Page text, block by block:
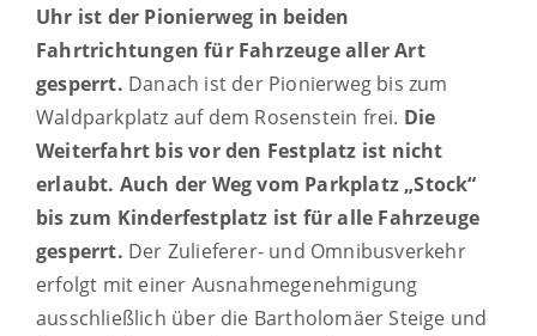
Uhr ist der Pionierweg in beiden
Fahrtrichtungen für Fahrzeuge aller Art
gesperrt. Danach ist der Pionierweg bis zum
Waldparkplatz auf dem Rosenstein frei. Die
Weiterfahrt bis vor den Festplatz ist nicht
erlaubt. Auch der Weg vom Parkplatz „Stock“
bis zum Kinderfestplatz ist für alle Fahrzeuge
gesperrt. Der Zulieferer- und Omnibusverkehr
erfolgt mit einer Ausnahmegenehmigung
ausschließlich über die Bartholomäer Steige und